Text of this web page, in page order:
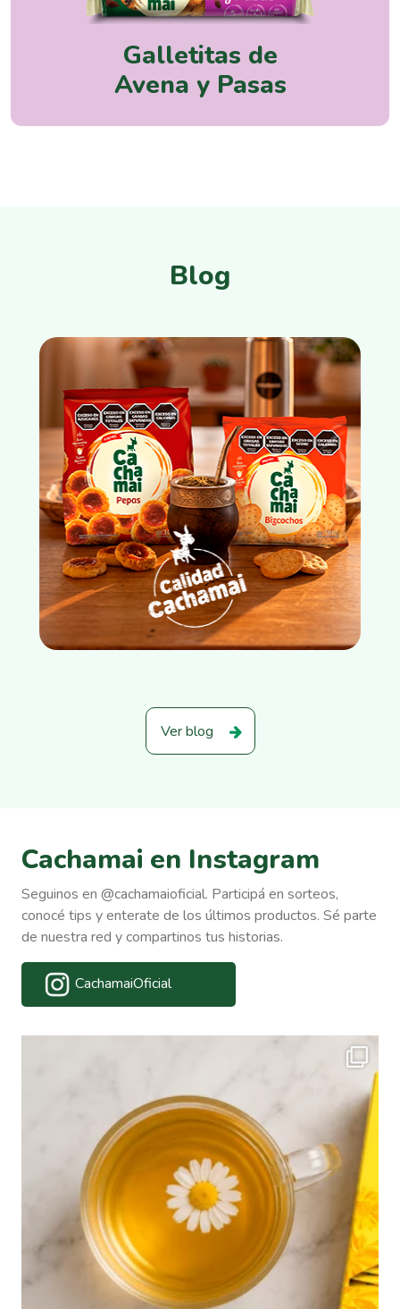
Galletitas de
Avena y Pasas
Blog
Ver blog
Cachamai en Instagram
Seguinos en @cachamaioficial. Participá en sorteos,
conocé tips y enterate de los últimos productos. Sé parte
de nuestra red y compartinos tus historias.
CachamaiOficial